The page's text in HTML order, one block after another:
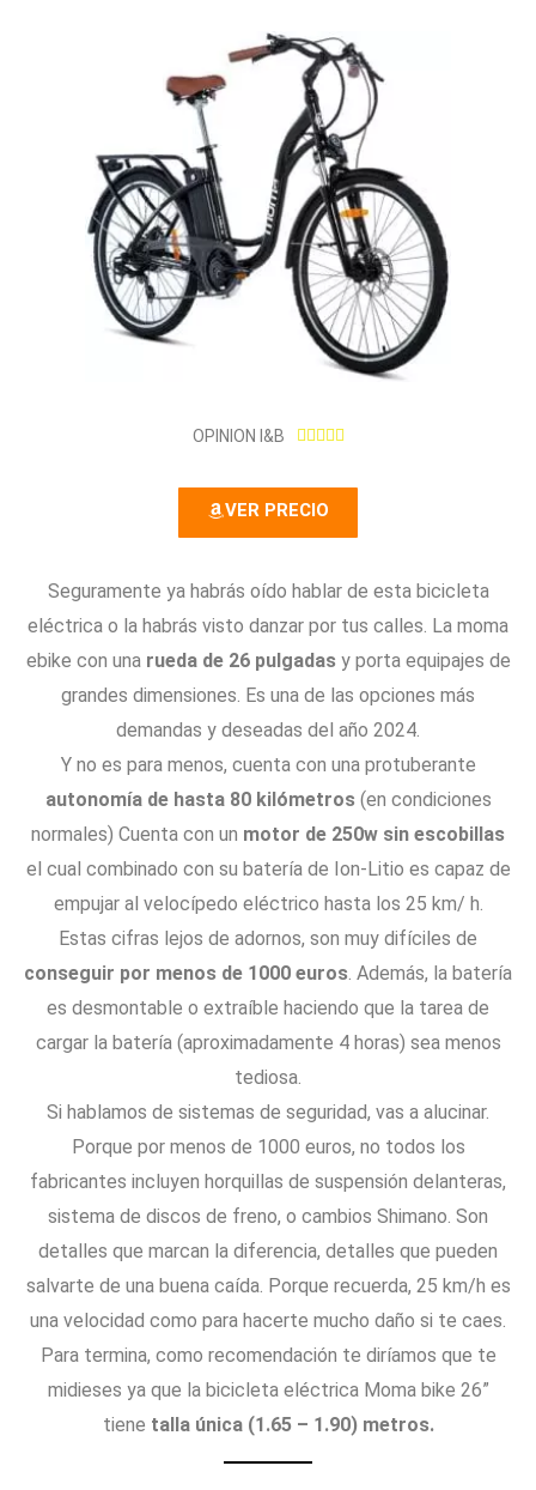
OPINION I&B     5
VER PRECIO
Seguramente ya habrás oído hablar de esta bicicleta
eléctrica o la habrás visto danzar por tus calles. La moma
ebike con una rueda de 26 pulgadasy porta equipajes de
grandes dimensiones. Es una de las opciones más
demandas y deseadas del año 2024.
Y no es para menos, cuenta con una protuberante
autonomía de hasta 80 kilómetros(en condiciones
normales) Cuenta con un motor de 250w sin escobillas
el cual combinado con su batería de Ion-Litio es capaz de
empujar al velocípedo eléctrico hasta los 25 km/ h.
Estas cifras lejos de adornos, son muy difíciles de
conseguir por menos de 1000 euros. Además, la batería
es desmontable o extraíble haciendo que la tarea de
cargar la batería (aproximadamente 4 horas) sea menos
tediosa.
Si hablamos de sistemas de seguridad, vas a alucinar.
Porque por menos de 1000 euros, no todos los
fabricantes incluyen horquillas de suspensión delanteras,
sistema de discos de freno, o cambios Shimano. Son
detalles que marcan la diferencia, detalles que pueden
salvarte de una buena caída. Porque recuerda, 25 km/h es
una velocidad como para hacerte mucho daño si te caes.
Para termina, como recomendación te diríamos que te
midieses ya que la bicicleta eléctrica Moma bike 26”
tiene talla única (1.65 – 1.90) metros.